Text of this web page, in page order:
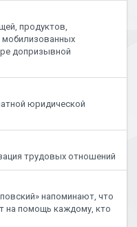
продуктов,
мобилизованных
допризывной
юридической
трудовых отношений
напоминают, что
на помощь каждому, кто